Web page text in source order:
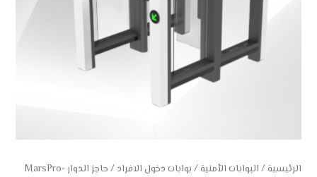
الرئيسية/البوابات الأمنية/بوابات دخول الافراد
/ حاجز الدوار MarsPro-